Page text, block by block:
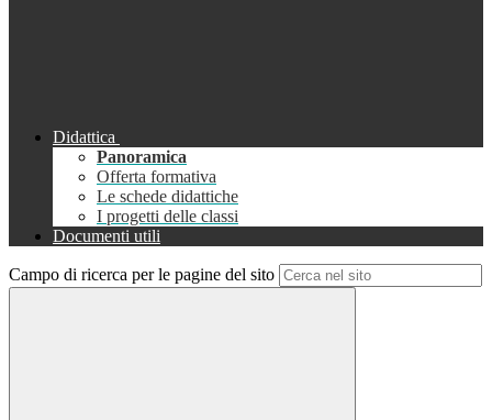
Didattica
Panoramica
Offerta formativa
Le schede didattiche
I progetti delle classi
Documenti utili
Campo di ricerca per le pagine del sito